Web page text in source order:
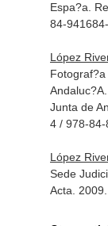
Espa?a.
84-
López
Fotograf?a
Junta de
4 / 978-
López
Sede
Acta.